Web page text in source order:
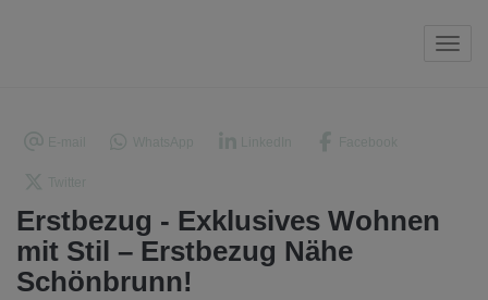
Erstbezug - Exklusives Wohnen
mit Stil – Erstbezug Nähe
Schönbrunn!